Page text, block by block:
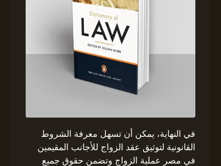
في النهاية، يمكن أن تسهل معرفة الشروط
القانونية لتوثيق عقد الزواج للأجانب المقيمين
في مصر عملية الزواج وتضمن حقوق جميع